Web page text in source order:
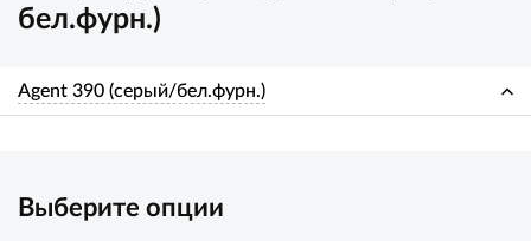
бел.фурн.)
Agent 390 (серый/бел.фурн.)
Выберите опции